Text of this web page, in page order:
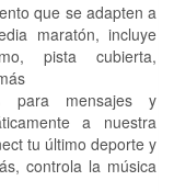
que se adapten a
maratón, incluye
pista cubierta,
para mensajes y
a nuestra
tu último deporte y
controla la música